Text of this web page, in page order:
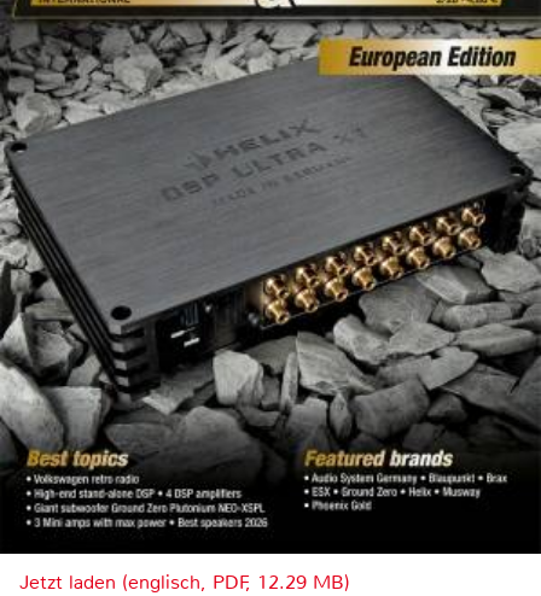
Jetzt laden (englisch, PDF, 12.29 MB)